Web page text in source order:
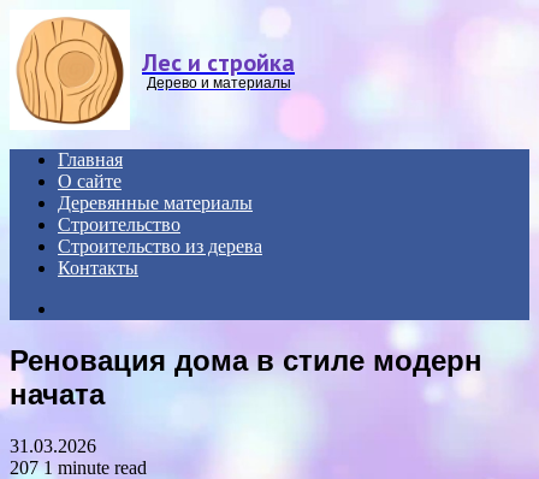
Лес и стройка
Дерево и материалы
Главная
О сайте
Деревянные материалы
Строительство
Строительство из дерева
Контакты
Реновация дома в стиле модерн
начата
31.03.2026
2071 minute read